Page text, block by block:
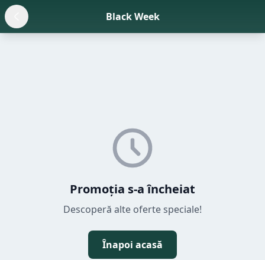
Black Week
Promoția s-a încheiat
Descoperă alte oferte speciale!
Înapoi acasă